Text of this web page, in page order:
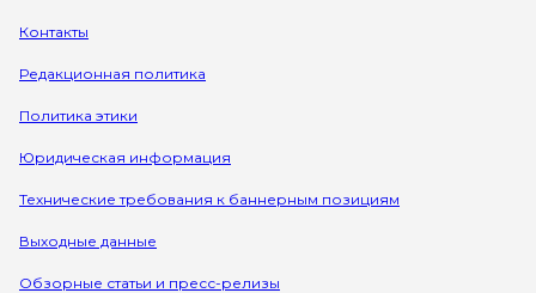
Контакты
Редакционная политика
Политика этики
Юридическая информация
Технические требования к баннерным позициям
Выходные данные
Обзорные статьи и пресс-релизы